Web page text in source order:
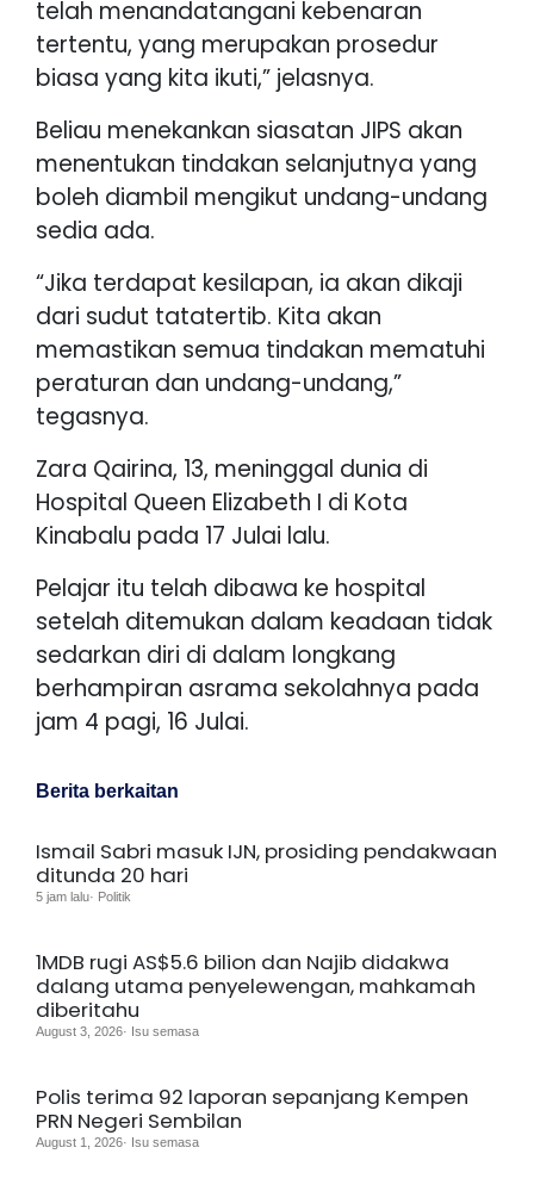
telah menandatangani kebenaran
tertentu, yang merupakan prosedur
biasa yang kita ikuti,” jelasnya.
Beliau menekankan siasatan JIPS akan
menentukan tindakan selanjutnya yang
boleh diambil mengikut undang-undang
sedia ada.
“Jika terdapat kesilapan, ia akan dikaji
dari sudut tatatertib. Kita akan
memastikan semua tindakan mematuhi
peraturan dan undang-undang,”
tegasnya.
Zara Qairina, 13, meninggal dunia di
Hospital Queen Elizabeth I di Kota
Kinabalu pada 17 Julai lalu.
Pelajar itu telah dibawa ke hospital
setelah ditemukan dalam keadaan tidak
sedarkan diri di dalam longkang
berhampiran asrama sekolahnya pada
jam 4 pagi, 16 Julai.
Berita berkaitan
Ismail Sabri masuk IJN, prosiding pendakwaan
ditunda 20 hari
5 jam lalu· Politik
1MDB rugi AS$5.6 bilion dan Najib didakwa
dalang utama penyelewengan, mahkamah
diberitahu
August 3, 2026· Isu semasa
Polis terima 92 laporan sepanjang Kempen
PRN Negeri Sembilan
August 1, 2026· Isu semasa